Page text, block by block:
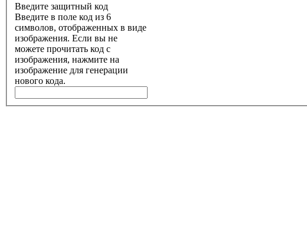
Введите защитный код
Введите в поле код из 6
символов, отображенных в виде
изображения. Если вы не
можете прочитать код с
изображения, нажмите на
изображение для генерации
нового кода.